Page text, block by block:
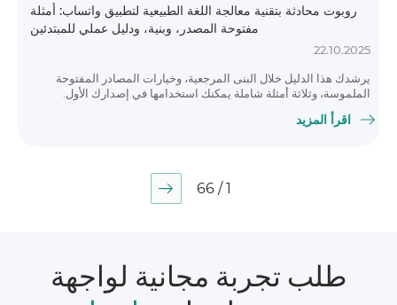
روبوت محادثة بتقنية معالجة اللغة الطبيعية لتطبيق واتساب: أمثلة
مفتوحة المصدر، وبنية، ودليل عملي للمبتدئين
22.10.2025
يرشدك هذا الدليل خلال البنى المرجعية، وخيارات المصادر المفتوحة
الملموسة، وثلاثة أمثلة شاملة يمكنك استخدامها في إصدارك الأول.
اقرأ المزيد
1 / 66
طلب تجربة مجانية لواجهة